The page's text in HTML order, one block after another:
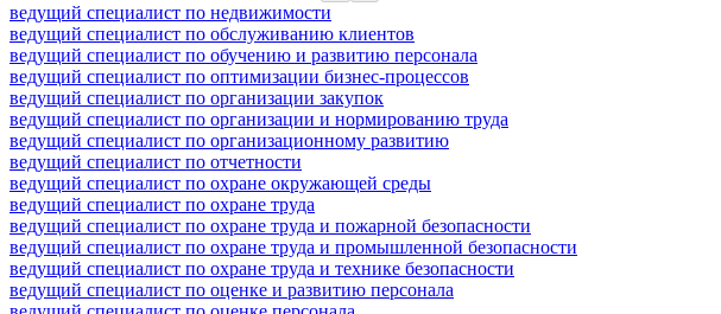
ведущий специалист по недвижимости
ведущий специалист по обслуживанию клиентов
ведущий специалист по обучению и развитию персонала
ведущий специалист по оптимизации бизнес-процессов
ведущий специалист по организации закупок
ведущий специалист по организации и нормированию труда
ведущий специалист по организационному развитию
ведущий специалист по отчетности
ведущий специалист по охране окружающей среды
ведущий специалист по охране труда
ведущий специалист по охране труда и пожарной безопасности
ведущий специалист по охране труда и промышленной безопасности
ведущий специалист по охране труда и технике безопасности
ведущий специалист по оценке и развитию персонала